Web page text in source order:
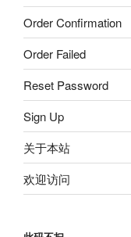
Order Confirmation
Order Failed
Reset Password
Sign Up
关于本站
欢迎访问